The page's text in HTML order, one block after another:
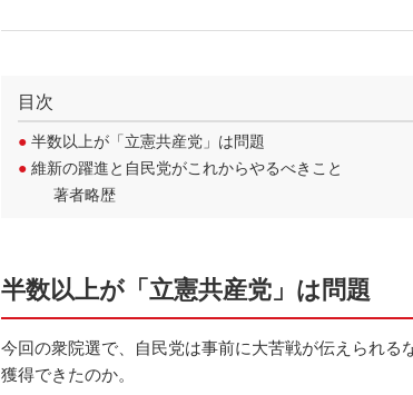
目次
● 半数以上が「立憲共産党」は問題
● 維新の躍進と自民党がこれからやるべきこと
著者略歴
半数以上が「立憲共産党」は問題
今回の衆院選で、自民党は事前に大苦戦が伝えられる
獲得できたのか。